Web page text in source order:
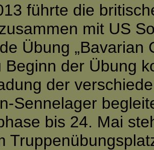
führte die
mit US
Übung „Bavarian
Beginn der Übung
der
Sennelager
bis 24. Mai